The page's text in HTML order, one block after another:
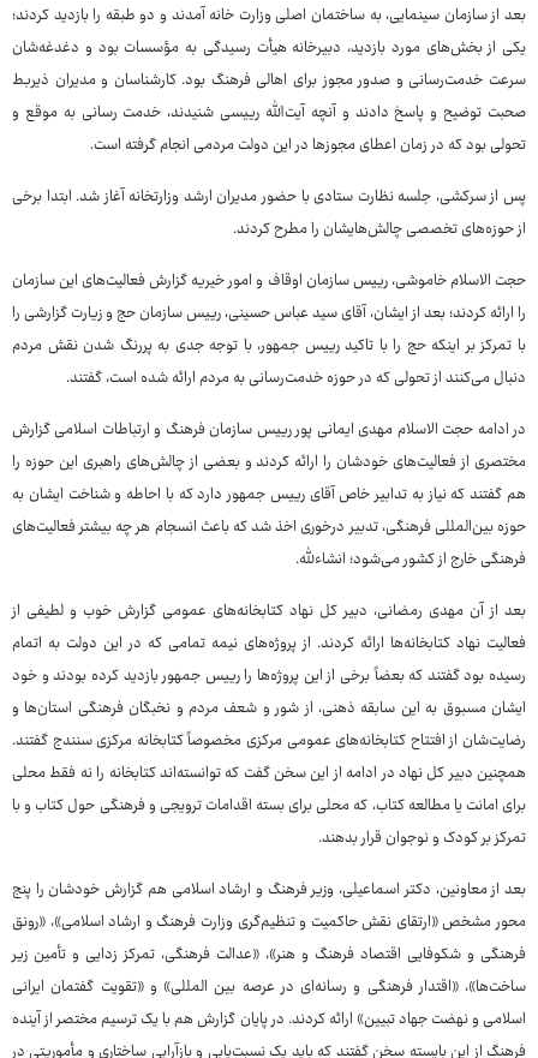
بعد از سازمان سینمایی، به ساختمان اصلی وزارت خانه آمدند و دو طبقه را بازدید کردند؛
یکی از بخش‌های مورد بازدید، دبیرخانه هیأت رسیدگی به مؤسسات بود و دغدغه‌شان
سرعت خدمت‌رسانی و صدور مجوز برای اهالی فرهنگ بود. کارشناسان و مدیران ذیربط
صحبت توضیح و پاسخ دادند و آنچه آیت‌الله رییسی شنیدند، خدمت رسانی به موقع و
تحولی بود که در زمان اعطای مجوزها در این دولت مردمی انجام گرفته است.
پس از سرکشی، جلسه نظارت ستادی با حضور مدیران ارشد وزارتخانه آغاز شد. ابتدا برخی
از حوزه‌های تخصصی چالش‌هایشان را مطرح کردند.
حجت الاسلام خاموشی، رییس سازمان اوقاف و امور خیریه گزارش فعالیت‌های این سازمان
را ارائه کردند؛ بعد از ایشان، آقای سید عباس حسینی، رییس سازمان حج و زیارت گزارشی را
با تمرکز بر اینکه حج را با تاکید رییس جمهور، با توجه جدی به پررنگ شدن نقش مردم
دنبال می‌کنند از تحولی که در حوزه خدمت‌رسانی به مردم ارائه شده است، گفتند.
در ادامه حجت الاسلام مهدی ایمانی پور رییس سازمان فرهنگ و ارتباطات اسلامی گزارش
مختصری از فعالیت‌های خودشان را ارائه کردند و بعضی از چالش‌های راهبری این حوزه را
هم گفتند که نیاز به تدابیر خاص آقای رییس جمهور دارد که با احاطه و شناخت ایشان به
حوزه بین‌المللی فرهنگی، تدبیر درخوری اخذ شد که باعث انسجام هر چه بیشتر فعالیت‌های
فرهنگی خارج از کشور می‌شود؛ انشاءلله.
بعد از آن مهدی رمضانی، دبیر کل نهاد کتابخانه‌های عمومی گزارش خوب و لطیفی از
فعالیت نهاد کتابخانه‌ها ارائه کردند. از پروژه‌های نیمه تمامی که در این دولت به اتمام
رسیده بود گفتند که بعضاً برخی از این پروژه‌ها را رییس جمهور بازدید کرده بودند و خود
ایشان مسبوق به این سابقه ذهنی، از شور و شعف مردم و نخبگان فرهنگی استان‌ها و
رضایت‌شان از افتتاح کتابخانه‌های عمومی مرکزی مخصوصاً کتابخانه مرکزی سنندج گفتند.
همچنین دبیر کل نهاد در ادامه از این سخن گفت که توانسته‌اند کتابخانه را نه فقط محلی
برای امانت یا مطالعه کتاب، که محلی برای بسته اقدامات ترویجی و فرهنگی حول کتاب و با
تمرکز بر کودک و نوجوان قرار بدهند.
بعد از معاونین، دکتر اسماعیلی، وزیر فرهنگ و ارشاد اسلامی هم گزارش خودشان را پنج
محور مشخص «ارتقای نقش حاکمیت و تنظیم‌گری وزارت فرهنگ و ارشاد اسلامی»، «رونق
فرهنگی و شکوفایی اقتصاد فرهنگ و هنر»، «عدالت فرهنگی، تمرکز زدایی و تأمین زیر
ساخت‌ها»، «اقتدار فرهنگی و رسانه‌ای در عرصه بین المللی» و «تقویت گفتمان ایرانی
اسلامی و نهضت جهاد تبیین» ارائه کردند. در پایان گزارش هم با یک ترسیم مختصر از آینده
فرهنگ از این بایسته سخن گفتند که باید یک نسبت‌یابی و بازآرایی ساختاری و مأموریتی در